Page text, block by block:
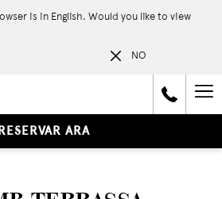
is in English. Would you like to view
NO
RESERVAR ARA